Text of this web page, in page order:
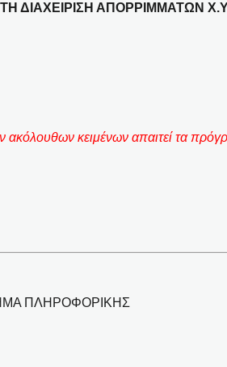
ΔΙΑΧΕΙΡΙΣΗ ΑΠΟΡΡΙΜΜΑΤΩΝ
κειμένων απαιτεί τα
ΠΛΗΡΟΦΟΡΙΚΗΣ